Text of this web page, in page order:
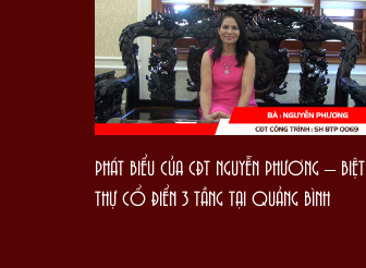
PHÁT BIỂU CỦA CĐT NGUYỄN PHƯƠNG – BIỆT
THỰ CỔ ĐIỂN 3 TẦNG TẠI QUẢNG BÌNH